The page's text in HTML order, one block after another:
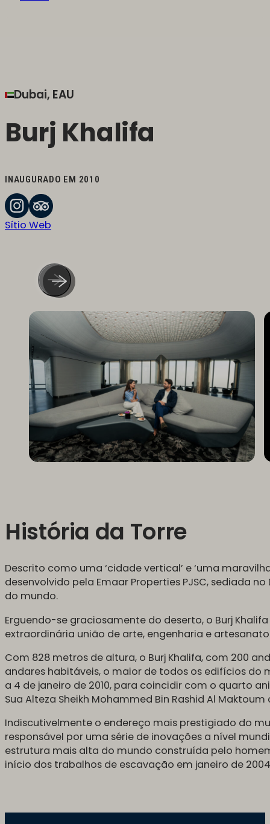
Dubai, EAU
Burj Khalifa
Sítio Web
INAUGURADO EM 2010
História da Torre
Descrito como uma ‘cidade vertical’ e ‘uma
desenvolvido pela Emaar Properties PJSC, sediada
do mundo.
Erguendo-se graciosamente do deserto, o Burj
extraordinária união de arte, engenharia e
Com 828 metros de altura, o Burj Khalifa, com 200
andares habitáveis, o maior de todos os edifícios do
a 4 de janeiro de 2010, para coincidir com o quarto
Sua Alteza Sheikh Mohammed Bin Rashid Al
Indiscutivelmente o endereço mais prestigiado do
responsável por uma série de inovações a nível
estrutura mais alta do mundo construída pelo
início dos trabalhos de escavação em janeiro de